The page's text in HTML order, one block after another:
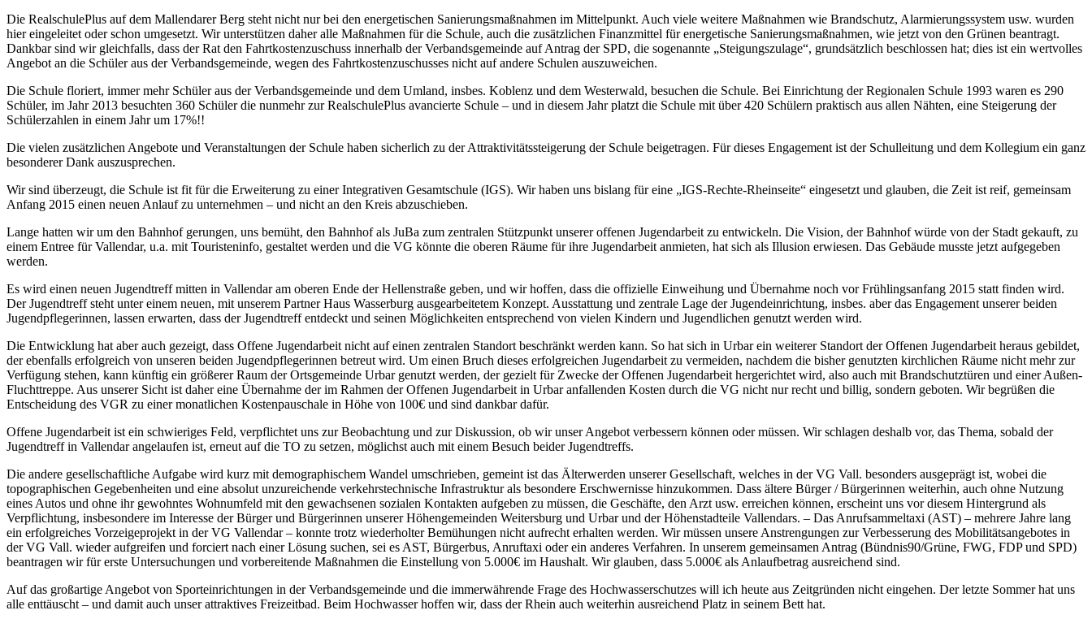
Die RealschulePlus auf dem Mallendarer Berg steht nicht nur bei den energetischen Sanierungsmaßnahmen im Mittelpunkt. Auch viele weitere Maßnahmen wie Brandschutz, Alarmierungssystem usw. wurden
hier eingeleitet oder schon umgesetzt. Wir unterstützen daher alle Maßnahmen für die Schule, auch die zusätzlichen Finanzmittel für energetische Sanierungsmaßnahmen, wie jetzt von den Grünen beantragt.
Dankbar sind wir gleichfalls, dass der Rat den Fahrtkostenzuschuss innerhalb der Verbandsgemeinde auf Antrag der SPD, die sogenannte „Steigungszulage“, grundsätzlich beschlossen hat; dies ist ein wertvolles
Angebot an die Schüler aus der Verbandsgemeinde, wegen des Fahrtkostenzuschusses nicht auf andere Schulen auszuweichen.
Die Schule floriert, immer mehr Schüler aus der Verbandsgemeinde und dem Umland, insbes. Koblenz und dem Westerwald, besuchen die Schule. Bei Einrichtung der Regionalen Schule 1993 waren es 290
Schüler, im Jahr 2013 besuchten 360 Schüler die nunmehr zur RealschulePlus avancierte Schule – und in diesem Jahr platzt die Schule mit über 420 Schülern praktisch aus allen Nähten, eine Steigerung der
Schülerzahlen in einem Jahr um 17%!!
Die vielen zusätzlichen Angebote und Veranstaltungen der Schule haben sicherlich zu der Attraktivitätssteigerung der Schule beigetragen. Für dieses Engagement ist der Schulleitung und dem Kollegium ein ganz
besonderer Dank auszusprechen.
Wir sind überzeugt, die Schule ist fit für die Erweiterung zu einer Integrativen Gesamtschule (IGS). Wir haben uns bislang für eine „IGS-Rechte-Rheinseite“ eingesetzt und glauben, die Zeit ist reif, gemeinsam
Anfang 2015 einen neuen Anlauf zu unternehmen – und nicht an den Kreis abzuschieben.
Lange hatten wir um den Bahnhof gerungen, uns bemüht, den Bahnhof als JuBa zum zentralen Stützpunkt unserer offenen Jugendarbeit zu entwickeln. Die Vision, der Bahnhof würde von der Stadt gekauft, zu
einem Entree für Vallendar, u.a. mit Touristeninfo, gestaltet werden und die VG könnte die oberen Räume für ihre Jugendarbeit anmieten, hat sich als Illusion erwiesen. Das Gebäude musste jetzt aufgegeben
werden.
Es wird einen neuen Jugendtreff mitten in Vallendar am oberen Ende der Hellenstraße geben, und wir hoffen, dass die offizielle Einweihung und Übernahme noch vor Frühlingsanfang 2015 statt finden wird.
Der Jugendtreff steht unter einem neuen, mit unserem Partner Haus Wasserburg ausgearbeitetem Konzept. Ausstattung und zentrale Lage der Jugendeinrichtung, insbes. aber das Engagement unserer beiden
Jugendpflegerinnen, lassen erwarten, dass der Jugendtreff entdeckt und seinen Möglichkeiten entsprechend von vielen Kindern und Jugendlichen genutzt werden wird.
Die Entwicklung hat aber auch gezeigt, dass Offene Jugendarbeit nicht auf einen zentralen Standort beschränkt werden kann. So hat sich in Urbar ein weiterer Standort der Offenen Jugendarbeit heraus gebildet,
der ebenfalls erfolgreich von unseren beiden Jugendpflegerinnen betreut wird. Um einen Bruch dieses erfolgreichen Jugendarbeit zu vermeiden, nachdem die bisher genutzten kirchlichen Räume nicht mehr zur
Verfügung stehen, kann künftig ein größerer Raum der Ortsgemeinde Urbar genutzt werden, der gezielt für Zwecke der Offenen Jugendarbeit hergerichtet wird, also auch mit Brandschutztüren und einer Außen-
Fluchttreppe. Aus unserer Sicht ist daher eine Übernahme der im Rahmen der Offenen Jugendarbeit in Urbar anfallenden Kosten durch die VG nicht nur recht und billig, sondern geboten. Wir begrüßen die
Entscheidung des VGR zu einer monatlichen Kostenpauschale in Höhe von 100€ und sind dankbar dafür.
Offene Jugendarbeit ist ein schwieriges Feld, verpflichtet uns zur Beobachtung und zur Diskussion, ob wir unser Angebot verbessern können oder müssen. Wir schlagen deshalb vor, das Thema, sobald der
Jugendtreff in Vallendar angelaufen ist, erneut auf die TO zu setzen, möglichst auch mit einem Besuch beider Jugendtreffs.
Die andere gesellschaftliche Aufgabe wird kurz mit demographischem Wandel umschrieben, gemeint ist das Älterwerden unserer Gesellschaft, welches in der VG Vall. besonders ausgeprägt ist, wobei die
topographischen Gegebenheiten und eine absolut unzureichende verkehrstechnische Infrastruktur als besondere Erschwernisse hinzukommen. Dass ältere Bürger / Bürgerinnen weiterhin, auch ohne Nutzung
eines Autos und ohne ihr gewohntes Wohnumfeld mit den gewachsenen sozialen Kontakten aufgeben zu müssen, die Geschäfte, den Arzt usw. erreichen können, erscheint uns vor diesem Hintergrund als
Verpflichtung, insbesondere im Interesse der Bürger und Bürgerinnen unserer Höhengemeinden Weitersburg und Urbar und der Höhenstadteile Vallendars. – Das Anrufsammeltaxi (AST) – mehrere Jahre lang
ein erfolgreiches Vorzeigeprojekt in der VG Vallendar – konnte trotz wiederholter Bemühungen nicht aufrecht erhalten werden. Wir müssen unsere Anstrengungen zur Verbesserung des Mobilitätsangebotes in
der VG Vall. wieder aufgreifen und forciert nach einer Lösung suchen, sei es AST, Bürgerbus, Anruftaxi oder ein anderes Verfahren. In unserem gemeinsamen Antrag (Bündnis90/Grüne, FWG, FDP und SPD)
beantragen wir für erste Untersuchungen und vorbereitende Maßnahmen die Einstellung von 5.000€ im Haushalt. Wir glauben, dass 5.000€ als Anlaufbetrag ausreichend sind.
Auf das großartige Angebot von Sporteinrichtungen in der Verbandsgemeinde und die immerwährende Frage des Hochwasserschutzes will ich heute aus Zeitgründen nicht eingehen. Der letzte Sommer hat uns
alle enttäuscht – und damit auch unser attraktives Freizeitbad. Beim Hochwasser hoffen wir, dass der Rhein auch weiterhin ausreichend Platz in seinem Bett hat.